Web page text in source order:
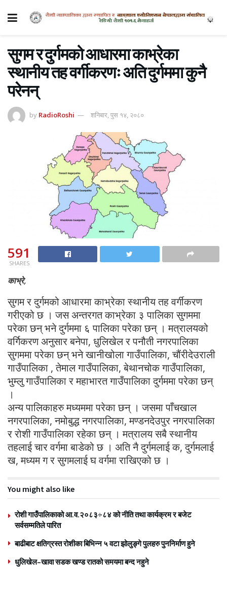
सुगम र दुर्गमको आधारमा काभ्रेका
स्थानीय तह वर्गीकरणः अति दुर्गममा कुनै
परेनन्
by RadioRoshi शनिबार, पुस १४, २०८०
591
SHARES
काभ्रे,
सुगम र दुर्गमको आधारमा काभ्रेका स्थानीय तह वर्गीकरण
गरीएको छ । जस अन्तरगत काभ्रेका ३ पालिका सुगममा
परेका छन् भने दुर्गममा ६ पालिका परेका छन् । मत्रालयको
वर्गिकरण अनुसार बनेपा, धुलिखेल र पनौती नगरपालिका
सुगममा परेका छन् भने खानीखोला गाउँपालिका, चौंरीदेउराली
गाउँपालिका , तेमाल गाउँपालिका, बेथानचोक गाउँपालिका,
भुम्लु गाउँपालिका र महाभारत गाउँपालिका दुर्गममा परेका छन्
।
अन्य पालिकाहरु मध्यममा परेका छन् । जसमा पाँचखाल
नगरपालिका, नमोबुद्ध नगरपालिका, मण्डनदेउपुर नगरपालिका
र रोशी गाउँपालिका रहेका छन् । मत्रालय सबै स्थानीय
तहलाई चार वर्गमा बाडेको छ । अति नै दुर्गमलाई क, दुर्गमलाई
ख, मध्यम ग र सुगमलाई घ वर्गमा राखिएको छ ।
You might also like
रोशी गाउँपालिकाको आ.व.२०८३÷८४ को नीति तथा कार्यक्रम र बजेट
सर्वसम्मतिले पारित
बाढीबाट क्षतिग्रस्त रोशीका बिभिन्न ५ वटा झोलुङ्गे पुलहरु पुननिर्माण हुने
धुलिखेल–खावा सडक खण्ड रातको समयमा बन्द नहुने